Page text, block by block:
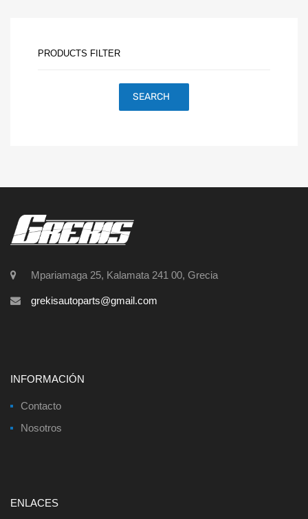
PRODUCTS FILTER
SEARCH
Mpariamaga 25, Kalamata 241 00, Grecia
grekisautoparts@gmail.com
INFORMACIÓN
Contacto
Nosotros
ENLACES